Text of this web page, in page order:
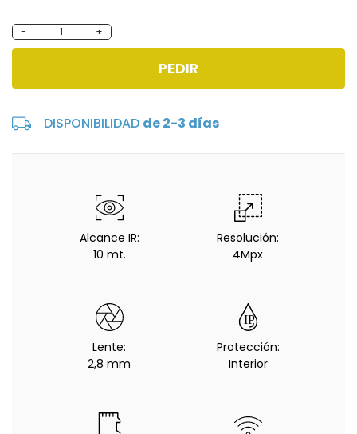
- +
PEDIR
DISPONIBILIDAD de 2-3 días
Alcance IR:
10 mt.
Resolución:
4Mpx
Lente:
2,8 mm
Protección:
Interior